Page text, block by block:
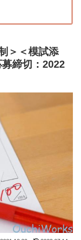
＞＜模試添
締切：2022